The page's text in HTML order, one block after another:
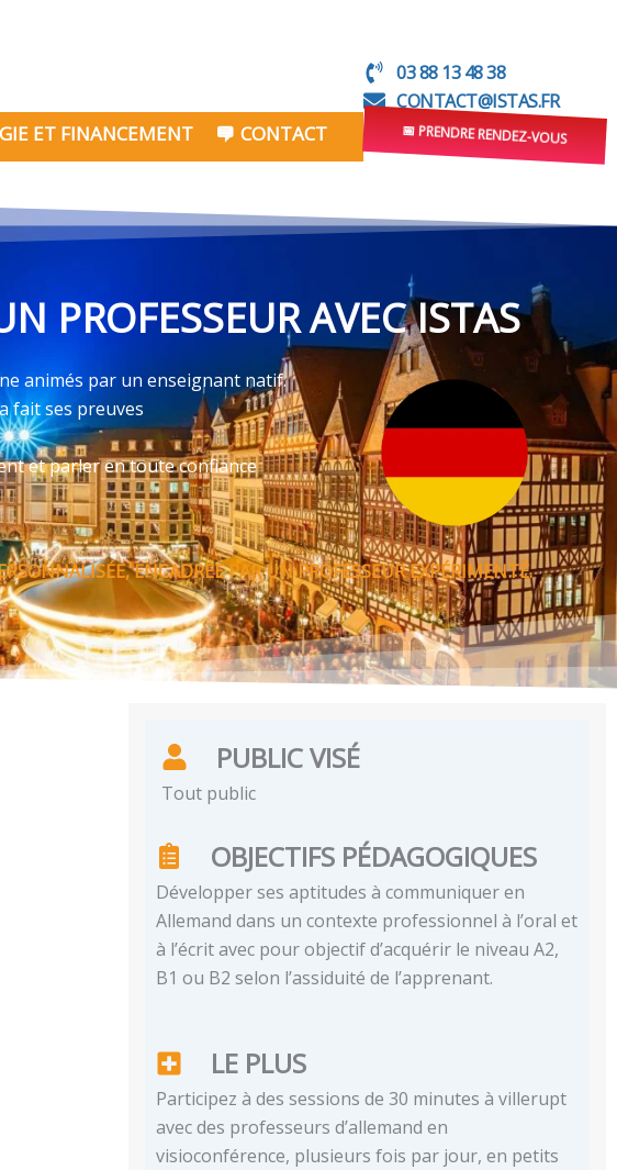
ET FINANCEMENT CONTACT
03 88 13 48 38
CONTACT@ISTAS.FR
📅 PRENDRE RENDEZ-VOUS
PROFESSEUR AVEC ISTAS
animés par un enseignant natif.
fait ses preuves
et parler en toute confiance
ENCADRÉE PAR UN PROFESSEUR EXPÉRIMENTÉ.
PUBLIC VISÉ
Tout public
OBJECTIFS PÉDAGOGIQUES
Développer ses aptitudes à communiquer en
Allemand dans un contexte professionnel à l’oral et
à l’écrit avec pour objectif d’acquérir le niveau A2,
B1 ou B2 selon l’assiduité de l’apprenant.
LE PLUS
Participez à des sessions de 30 minutes à villerupt
avec des professeurs d’allemand en
visioconférence, plusieurs fois par jour, en petits